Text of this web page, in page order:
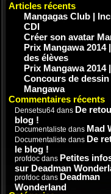
Articles récents
Mangagas Club |
CDI
Créer son avatar
Prix Mangawa 2014
des élèves
Prix Mangawa 2014
Concours de
Mangawa
Commentaires récents
Densetsu64 dans De
blog !
Documentaliste dans Mad
Documentaliste dans De
le blog !
profdoc dans Petites
sur Deadman
profdoc dans Deadman
Wonderland